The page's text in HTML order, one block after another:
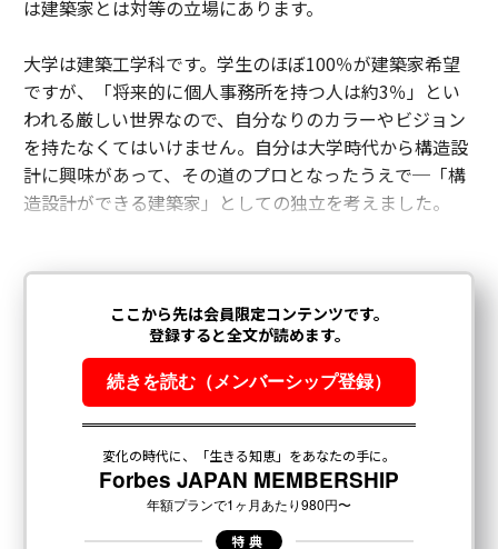
は建築家とは対等の立場にあります。
大学は建築工学科です。学生のほぼ100％が建築家希望
ですが、「将来的に個人事務所を持つ人は約3％」とい
われる厳しい世界なので、自分なりのカラーやビジョン
を持たなくてはいけません。自分は大学時代から構造設
計に興味があって、その道のプロとなったうえで─「構
造設計ができる建築家」としての独立を考えました。